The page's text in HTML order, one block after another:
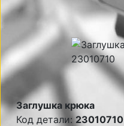
Заглушка крюка
Код детали: 23010710